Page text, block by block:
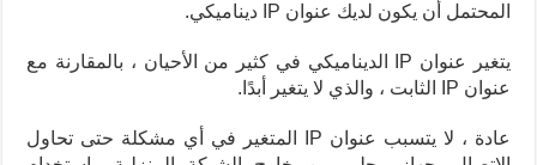
المحتمل أن يكون لديك عنوان IP ديناميكي.
يتغير عنوان IP الديناميكي في كثير من الأحيان ، بالمقارنة مع
عنوان IP الثابت ، والذي لا يتغير أبدًا.
عادة ، لا يتسبب عنوان IP المتغير في أي مشكلة حتى تحاول